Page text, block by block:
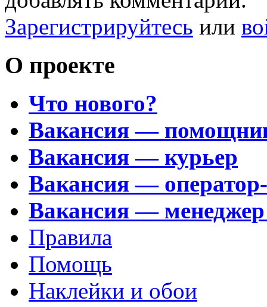
Зарегистрируйтесь или
О проекте
Что нового?
Вакансия —
Вакансия — курьер
Вакансия —
Вакансия —
Правила
Помощь
Наклейки и обои